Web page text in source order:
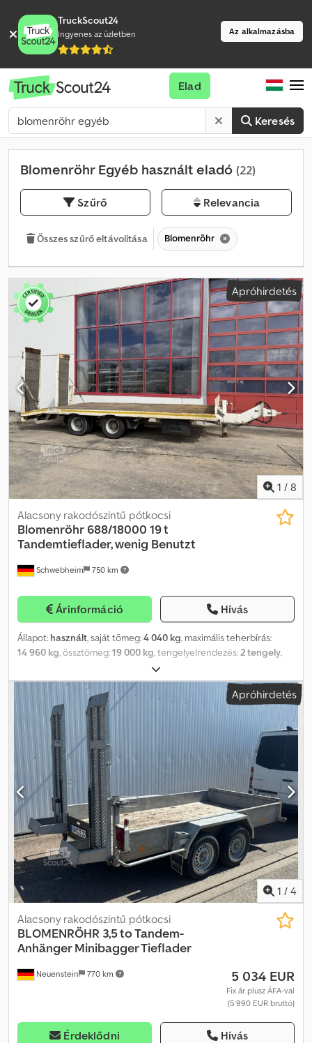
TruckScout24
Ingyenes az üzletben Az alkalmazásba
Keresés
Elad
Blomenröhr Egyéb használt eladó (22)
Szűrő Relevancia
Összes szűrő eltávolítása Blomenröhr
Apróhirdetés
1 / 8
Schwebheim 750 km
Alacsony rakodószintű pótkocsi
Blomenröhr 688/18000 19 t
Tandemtieflader, wenig Benutzt
Árinformáció Hívás
Állapot: használt, saját tömeg:4 040 kg, maximális teherbírás:
14 960 kg, össztömeg:19 000 kg, tengelyelrendezés:2 tengely,
01/2019
felfüggesztés:egyéb, abroncs méret:235/75R17,5 ---/141J, szín:
egyéb
, hajtástípus:egyéb , első gumi méret: 235/75R17,5 ---/141J,
hátsó gumiabroncs méret:
235/75R17,5 ---/141J , vezetőfülke:
egyéb , kibocsátási osztály:
ABS, sűrített
levegős fék
, Rögzítési fülek, , -- Nyomdahibák, tévedések és
változtatások jogát fenntartjuk, minta képek --, További adatok itt:
!, További részletek: ! Dedpfxszrhnqe Aldowa
Apróhirdetés
1 / 4
Neuenstein 770 km
Alacsony rakodószintű pótkocsi
BLOMENRÖHR 3,5 to Tandem-
Anhänger Minibagger Tieflader
5 034 EUR
Fix ár plusz ÁFA-val
(5 990 EUR bruttó)
Érdeklődni Hívás